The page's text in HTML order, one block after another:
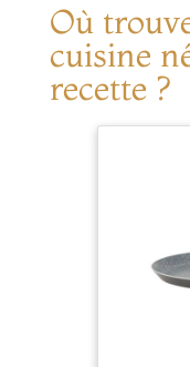
Où
cuisine
recette ?